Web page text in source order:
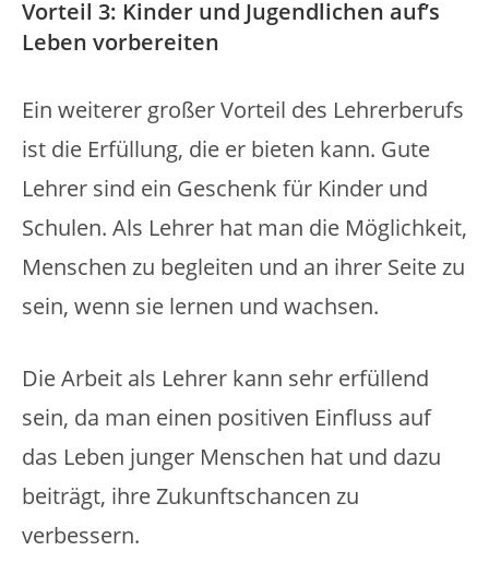
Vorteil 3: Kinder und Jugendlichen auf’s
Leben vorbereiten
Ein weiterer großer Vorteil des Lehrerberufs
ist die Erfüllung, die er bieten kann. Gute
Lehrer sind ein Geschenk für Kinder und
Schulen. Als Lehrer hat man die Möglichkeit,
Menschen zu begleiten und an ihrer Seite zu
sein, wenn sie lernen und wachsen.
Die Arbeit als Lehrer kann sehr erfüllend
sein, da man einen positiven Einfluss auf
das Leben junger Menschen hat und dazu
beiträgt, ihre Zukunftschancen zu
verbessern.